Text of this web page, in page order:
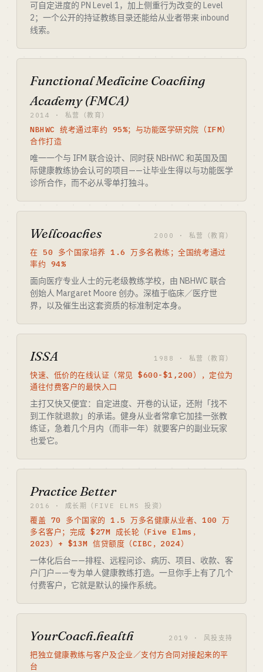
可自定进度的 PN Level 1，加上侧重行为改变的 Level
2；一个公开的持证教练目录还能给从业者带来 inbound
线索。
Functional Medicine Coaching
Academy (FMCA)
2014 · 私营（教育）
NBHWC 统考通过率约 95%；与功能医学研究院（IFM）
合作打造
唯一一个与 IFM 联合设计、同时获 NBHWC 和英国及国
际健康教练协会认可的项目——让毕业生得以与功能医学
诊所合作，而不必从零单打独斗。
Wellcoaches 2000 · 私营（教育）
在 50 多个国家培养 1.6 万多名教练；全国统考通过
率约 94%
面向医疗专业人士的元老级教练学校，由 NBHWC 联合
创始人 Margaret Moore 创办。深植于临床／医疗世
界，以及催生出这套资质的标准制定本身。
ISSA 1988 · 私营（教育）
快速、低价的在线认证（常见 $600-$1,200），定位为
通往付费客户的最快入口
主打又快又便宜：自定进度、开卷的认证，还附「找不
到工作就退款」的承诺。健身从业者常拿它加挂一张教
练证，急着几个月内（而非一年）就要客户的副业玩家
也爱它。
Practice Better
2016 · 成长期（FIVE ELMS 投资）
覆盖 70 多个国家的 1.5 万多名健康从业者、100 万
多名客户；完成 $27M 成长轮（Five Elms，
2023）+ $13M 信贷额度（CIBC，2024）
一体化后台——排程、远程问诊、病历、项目、收款、客
户门户——专为单人健康教练打造。一旦你手上有了几个
付费客户，它就是默认的操作系统。
YourCoach.health 2019 · 风投支持
把独立健康教练与客户及企业／支付方合同对接起来的平
台